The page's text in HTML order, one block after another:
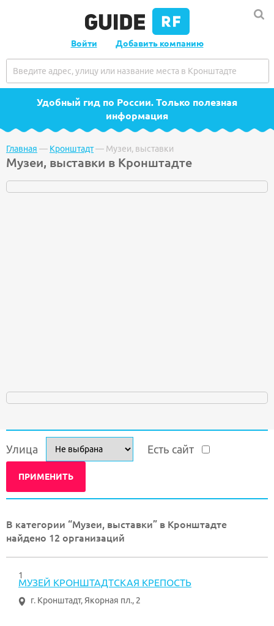
Войти Добавить компанию
Удобный гид по России. Только полезная
информация
Главная — Кронштадт— Музеи, выставки
Музеи, выставки в Кронштадте
Улица Есть сайт
В категории “Музеи, выставки” в Кронштадте
найдено 12 организаций
1
МУЗЕЙ КРОНШТАДТСКАЯ КРЕПОСТЬ
г. Кронштадт, Якорная пл., 2